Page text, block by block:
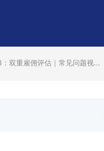
双重雇佣评估｜常见问题视...